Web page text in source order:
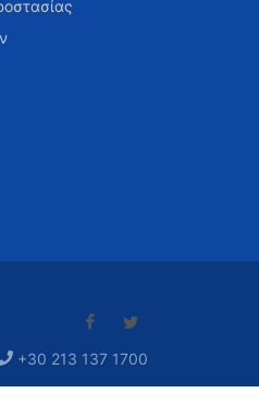
+30 213 137 1700